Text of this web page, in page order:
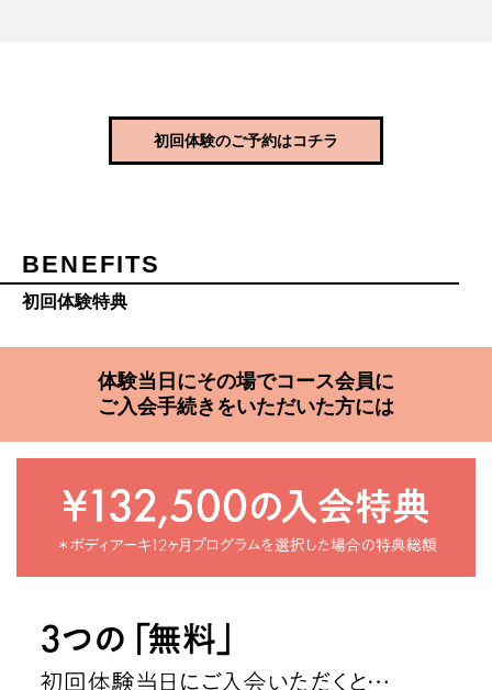
初回体験のご予約はコチラ
BENEFITS
初回体験特典
体験当日にその場でコース会員に
ご入会手続きをいただいた方には